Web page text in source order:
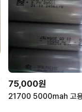
75,000원